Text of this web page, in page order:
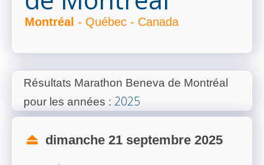
Montréal - Québec - Canada
Résultats Marathon Beneva de Montréal
pour les années : 2025
dimanche 21 septembre 2025